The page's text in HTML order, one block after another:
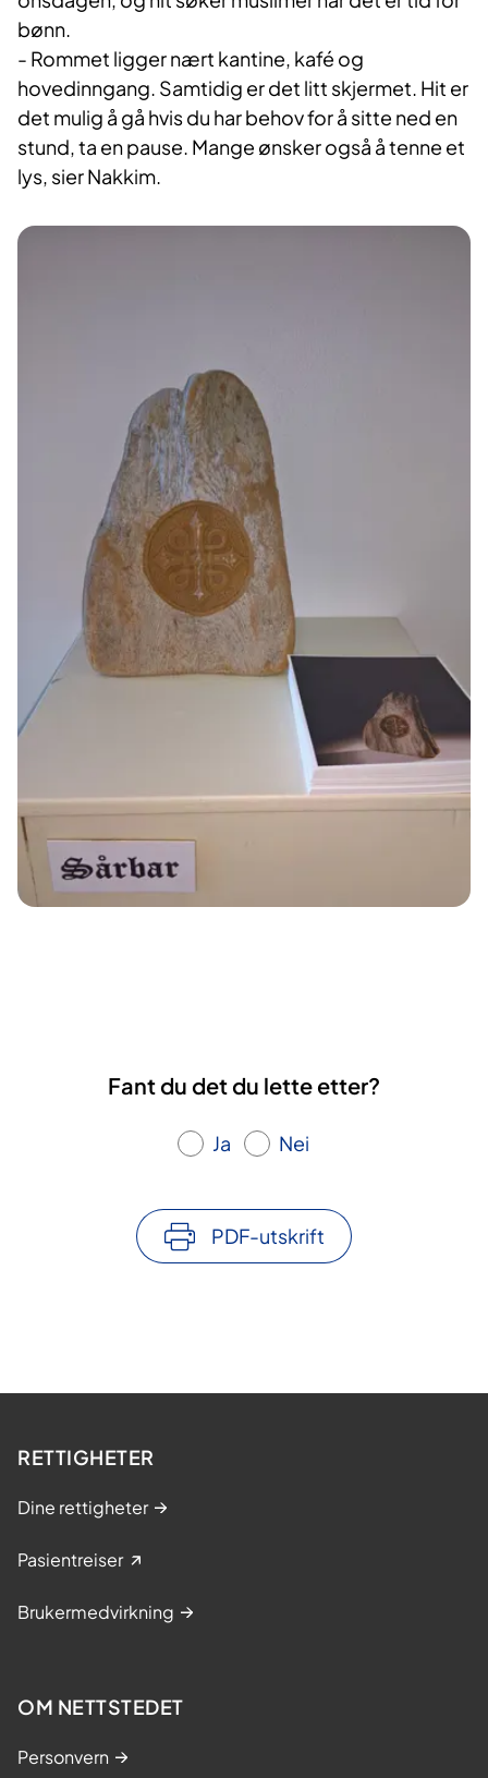
bønn.
- Rommet ligger nært kantine, kafé og
hovedinngang. Samtidig er det litt skjermet. Hit er
det mulig å gå hvis du har behov for å sitte ned en
stund, ta en pause. Mange ønsker også å tenne et
lys, sier Nakkim.
Fant du det du lette etter?
Ja Nei
PDF-utskrift
RETTIGHETER
Dine rettigheter
Pasientreiser
Brukermedvirkning
OM NETTSTEDET
Personvern